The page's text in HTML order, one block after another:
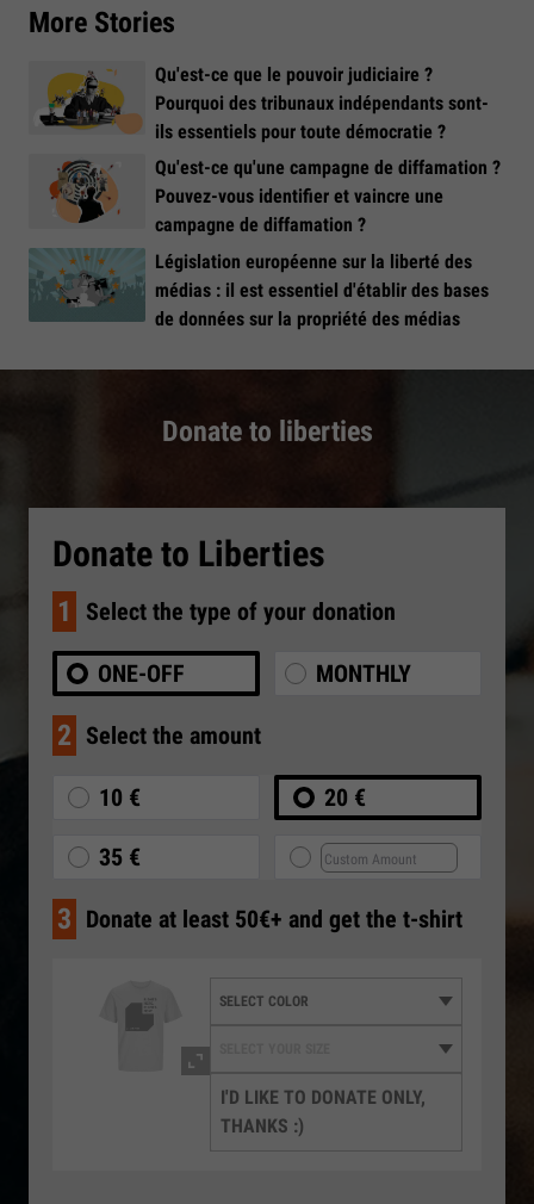
More Stories
Qu'est-ce que le pouvoir judiciaire ?
Pourquoi des tribunaux indépendants sont-
ils essentiels pour toute démocratie ?
Qu'est-ce qu'une campagne de diffamation ?
Pouvez-vous identifier et vaincre une
campagne de diffamation ?
Législation européenne sur la liberté des
médias : il est essentiel d'établir des bases
de données sur la propriété des médias
Donate to liberties
Donate to Liberties
1 Select the type of your donation
ONE-OFF MONTHLY
2 Select the amount
10 € 20 €
35 €
3 Donate at least 50€+ and get the t-shirt
I'D LIKE TO DONATE ONLY,
THANKS :)